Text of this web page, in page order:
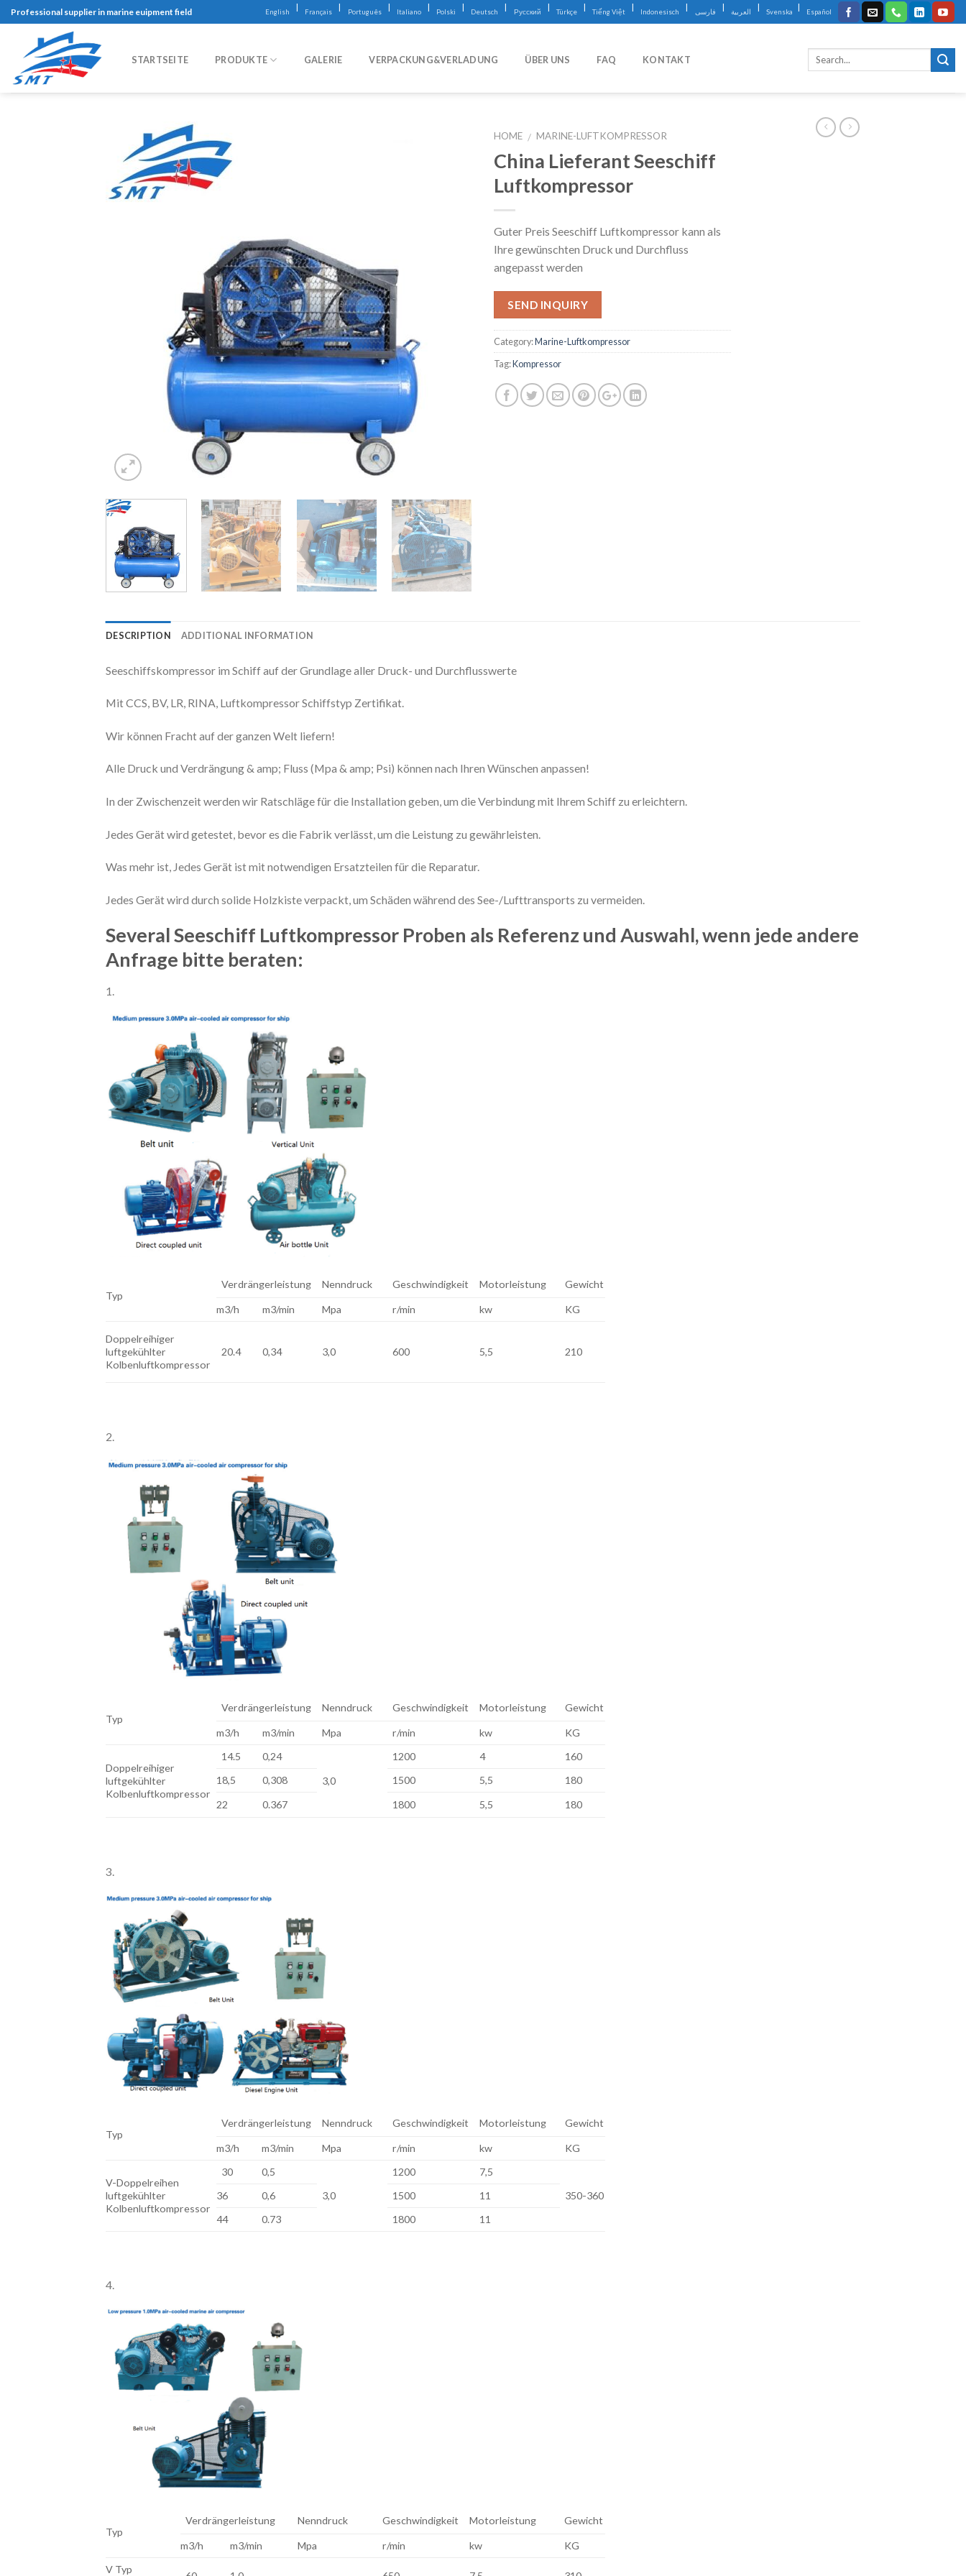
Skip
to
content
Professional supplier in marine euipment field English | Français | Português | Italiano | Polski | Deutsch | Русский | Türkçe | Tiếng Việt | Indonesisch | فارسی | العربية | Svenska | Español
STARTSEITE PRODUKTE GALERIE VERPACKUNG&VERLADUNG ÜBER UNS FAQ KONTAKT
HOME / MARINE-LUFTKOMPRESSOR
China Lieferant Seeschiff
Luftkompressor
Guter Preis Seeschiff Luftkompressor kann als
Ihre gewünschten Druck und Durchfluss
angepasst werden
SEND INQUIRY
Category:Marine-Luftkompressor
Tag:Kompressor
DESCRIPTION ADDITIONAL INFORMATION
Seeschiffskompressor im Schiff auf der Grundlage aller Druck- und Durchflusswerte
Mit CCS, BV, LR, RINA, Luftkompressor Schiffstyp Zertifikat.
Wir können Fracht auf der ganzen Welt liefern!
Alle Druck und Verdrängung & amp; Fluss (Mpa & amp; Psi) können nach Ihren Wünschen anpassen!
In der Zwischenzeit werden wir Ratschläge für die Installation geben, um die Verbindung mit Ihrem Schiff zu erleichtern.
Jedes Gerät wird getestet, bevor es die Fabrik verlässt, um die Leistung zu gewährleisten.
Was mehr ist, Jedes Gerät ist mit notwendigen Ersatzteilen für die Reparatur.
Jedes Gerät wird durch solide Holzkiste verpackt, um Schäden während des See-/Lufttransports zu vermeiden.
Several Seeschiff Luftkompressor Proben als Referenz und Auswahl, wenn jede andere
Anfrage bitte beraten:
1.
Typ
Verdrängerleistung Nenndruck Geschwindigkeit Motorleistung Gewicht
m3/h m3/min Mpa r/min kw KG
Doppelreihiger
luftgekühlter
Kolbenluftkompressor
20.4 0,34 3,0 600 5,5 210
2.
Typ
Verdrängerleistung Nenndruck Geschwindigkeit Motorleistung Gewicht
m3/h m3/min Mpa r/min kw KG
Doppelreihiger
luftgekühlter
Kolbenluftkompressor
14.5
0,24
3,0
1200 4
160
18,5
0,308 1500 5,5
180
22
0.367 1800 5,5 180
3.
Typ
Verdrängerleistung Nenndruck Geschwindigkeit Motorleistung Gewicht
m3/h m3/min Mpa r/min kw KG
V-Doppelreihen
luftgekühlter
Kolbenluftkompressor
30
0,5
3,0
1200
7,5
350-360
36 0,6 1500
11
44
0.73 1800 11
4.
Typ
Verdrängerleistung Nenndruck Geschwindigkeit Motorleistung Gewicht
m3/h m3/min Mpa r/min kw
KG
V Typ